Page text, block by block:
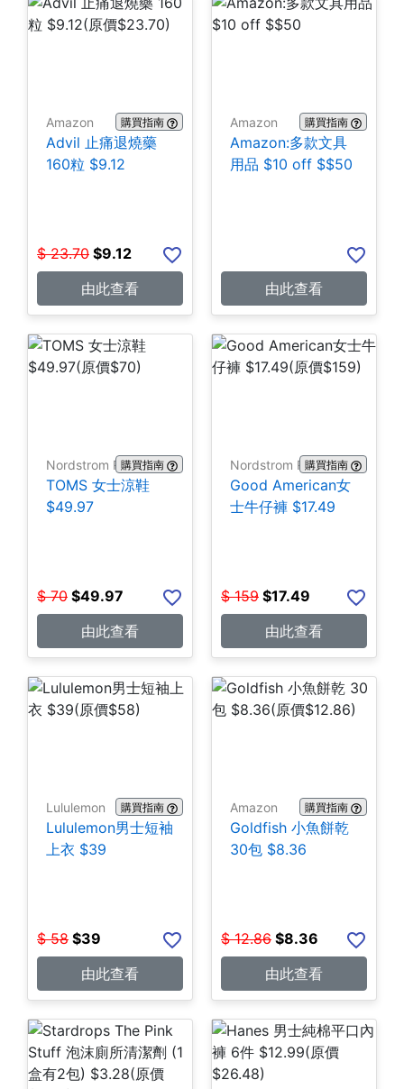
Amazon 購買指南
Advil 止痛退燒藥
160粒 $9.12
$ 23.70 $9.12
由此查看
Amazon 購買指南
Amazon:多款文具
用品 $10 off $$50
由此查看
Nordstrom Rack購買指南
TOMS 女士涼鞋
$49.97
$ 70 $49.97
由此查看
Nordstrom Rack購買指南
Good American女
士牛仔褲 $17.49
$ 159 $17.49
由此查看
Lululemon 購買指南
Lululemon男士短袖
上衣 $39
$ 58 $39
由此查看
Amazon 購買指南
Goldfish 小魚餅乾
30包 $8.36
$ 12.86 $8.36
由此查看